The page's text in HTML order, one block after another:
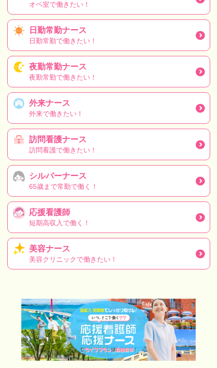
オペ室で働きたい！
日勤常勤ナース
日勤常勤で働きたい！
夜勤常勤ナース
夜勤常勤で働きたい！
外来ナース
外来で働きたい！
訪問看護ナース
訪問看護で働きたい！
シルバーナース
65歳まで常勤で働く！
応援看護師
短期高収入で働く！
美容ナース
美容クリニックで働きたい！